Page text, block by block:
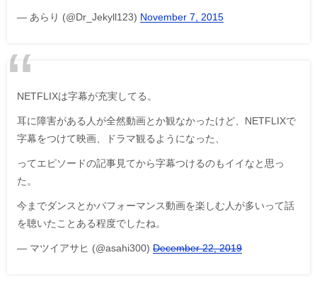
— あらり (@Dr_Jekyll123) November 7, 2015
NETFLIXは字幕が充実してる。
耳に障害がある人が全然動画とか観なかったけど、NETFLIXで
字幕をつけて映画、ドラマ観るようになった、
ってエピソードの記事見てから字幕つけるのもイイなと思っ
た。
今までダンスとかパフォーマンス動画を楽しむ人が多いって話
を聴いたことある程度でしたね。
— マツイアサヒ (@asahi300) December 22, 2019